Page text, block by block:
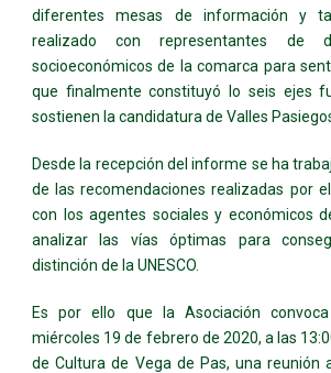
diferentes mesas de información y
realizado con representantes de
socioeconómicos de la comarca para
que finalmente constituyó lo seis ejes
sostienen la candidatura de Valles
Desde la recepción del informe se ha
de las recomendaciones realizadas por
con los agentes sociales y económicos
analizar las vías óptimas para
distinción de la UNESCO.
Es por ello que la Asociación
miércoles 19 de febrero de 2020, a las
de Cultura de Vega de Pas, una reunión